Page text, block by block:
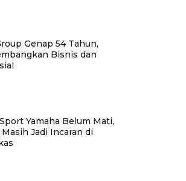
Genap 54 Tahun,
Bisnis dan
Yamaha Belum Mati,
Jadi Incaran di